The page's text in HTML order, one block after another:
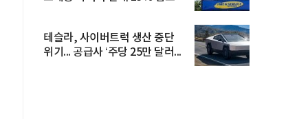
테슬라, 사이버트럭 생산 중단
위기... 공급사 ‘주당 25만 달러...